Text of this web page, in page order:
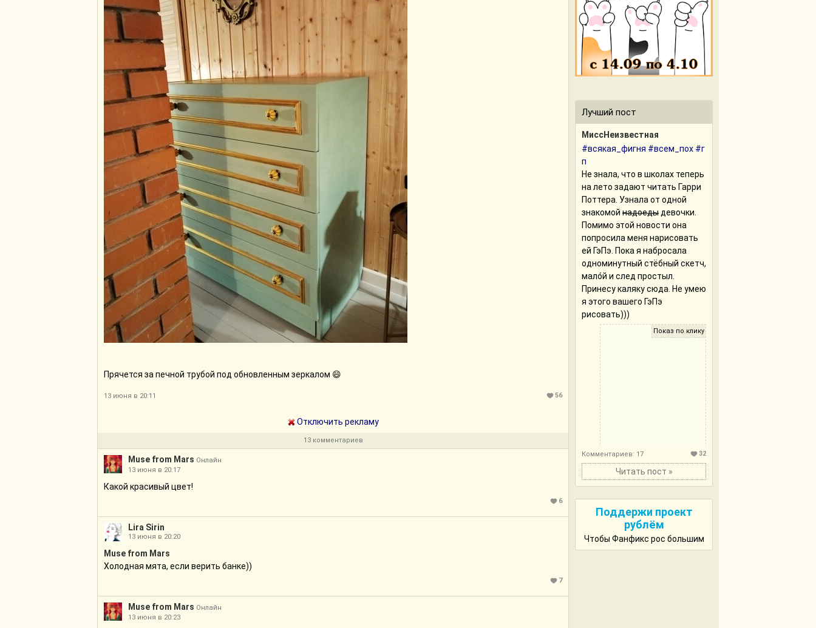
Прячется за печной трубой под обновленным зеркалом 😄
13 июня в 20:11 56
Отключить рекламу
13 комментариев
Muse from Mars Онлайн
13 июня в 20:17
Какой красивый цвет!
6
Lira Sirin
13 июня в 20:20
Muse from Mars
Холодная мята, если верить банке))
7
Muse from Mars Онлайн
13 июня в 20:23
Лучший пост
МиссНеизвестная
#всякая_фигня #всем_пох #г
п
Не знала, что в школах теперь
на лето задают читать Гарри
Поттера. Узнала от одной
знакомой надоеды девочки.
Помимо этой новости она
попросила меня нарисовать
ей ГэПэ. Пока я набросала
одноминутный стёбный скетч,
мало́й и след простыл.
Принесу каляку сюда. Не умею
я этого вашего ГэПэ
рисовать)))
Комментариев: 17 32
Читать пост »
Поддержи проект
рублём
Чтобы Фанфикс рос большим